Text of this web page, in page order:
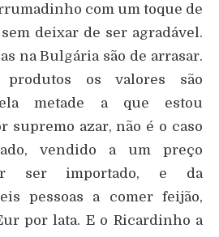
com um toque de
deixar de ser agradável.
na Bulgária são de arrasar.
os valores são
metade a que estou
supremo azar, não é o caso
vendido a um preço
ser importado, e da
pessoas a comer feijão,
por lata. E o Ricardinho a